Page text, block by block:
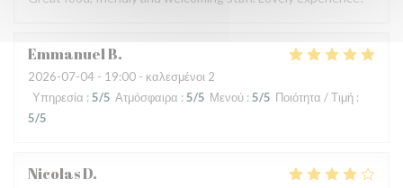
EmmanuelB
2026-07-04 - 19:00 - καλεσμένοι 2
Υπηρεσία : 5/5 Ατμόσφαιρα : 5/5 Μενού : 5/5 Ποιότητα / Τιμή :
5/5
NicolasD